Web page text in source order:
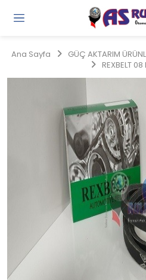
Ana Sayfa GÜÇ AKTARIM
REXBELT 08